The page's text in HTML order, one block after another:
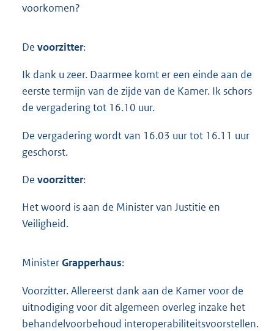
voorkomen?
De voorzitter:
Ik dank u zeer. Daarmee komt er een einde aan de
eerste termijn van de zijde van de Kamer. Ik schors
de vergadering tot 16.10 uur.
De vergadering wordt van 16.03 uur tot 16.11 uur
geschorst.
De voorzitter:
Het woord is aan de Minister van Justitie en
Veiligheid.
MinisterGrapperhaus:
Voorzitter. Allereerst dank aan de Kamer voor de
uitnodiging voor dit algemeen overleg inzake het
behandelvoorbehoud interoperabiliteitsvoorstellen.